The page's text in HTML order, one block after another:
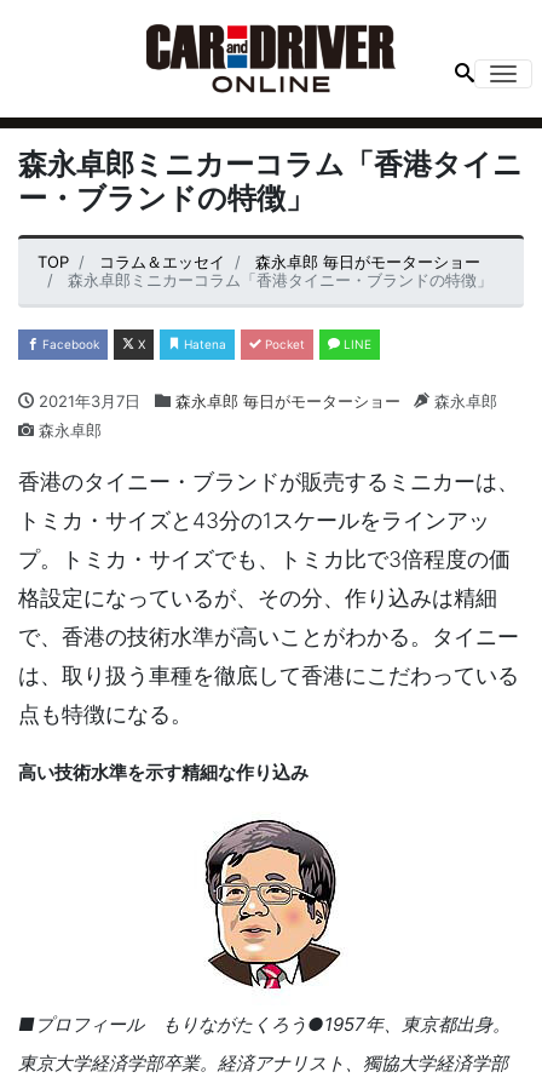
森永卓郎ミニカーコラム「香港タイニ
ー・ブランドの特徴」
TOP コラム＆エッセイ
森永卓郎 毎日がモーターショー
森永卓郎ミニカーコラム「香港タイニー・ブランドの特徴」
Facebook X Hatena Pocket LINE
2021年3月7日 森永卓郎 毎日がモーターショー
森永卓郎
森永卓郎
香港のタイニー・ブランドが販売するミニカーは、
トミカ・サイズと43分の1スケールをラインアッ
プ。トミカ・サイズでも、トミカ比で3倍程度の価
格設定になっているが、その分、作り込みは精細
で、香港の技術水準が高いことがわかる。タイニー
は、取り扱う車種を徹底して香港にこだわっている
点も特徴になる。
高い技術水準を示す精細な作り込み
■プロフィール もりながたくろう●1957年、東京都出身。
東京大学経済学部卒業。経済アナリスト、獨協大学経済学部